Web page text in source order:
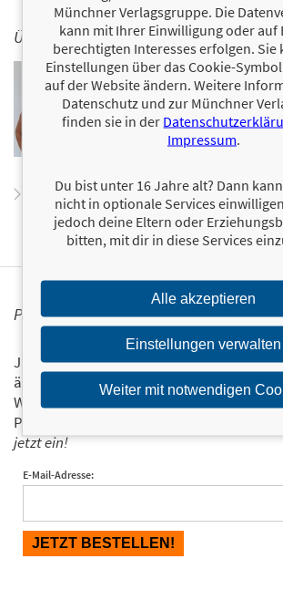
ÜBER KATHARINA HERDENER
Katharina Herdener ist Gründerin
Yogalehrerin und Personal
Gesundheitswissenschaftlerin hat
Faszien und Beweglichkeit
Wissen in Schulungen, Beratungen
weiter. Für den riva Verlag hat sie
Zum Profil von Katharina Herdener
PERSONALISIERTE
Ja, ich will über interessante
ähnliche Produkte informiert werden.
Wir halten Sie per E-Mail auf dem aktuellen
Programm der Münchner Verlagsgruppe.
jetzt ein!
E-Mail-Adresse:
Münchner Verlagsgruppe. Die
kann mit Ihrer Einwilligung oder auf
berechtigten Interesses erfolgen. Sie
Einstellungen über das Cookie-
auf der Website ändern. Weitere
Datenschutz und zur Münchner
finden sie in der
Impressum.
Du bist unter 16 Jahre alt? Dann
nicht in optionale Services
jedoch deine Eltern oder
bitten, mit dir in diese Services
Alle akzeptieren
Einstellungen verwalten
Weiter mit notwendigen